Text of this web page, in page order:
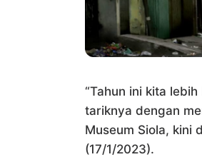
“Tahun ini kita
tariknya dengan
Museum Siola, kini
(17/1/2023).